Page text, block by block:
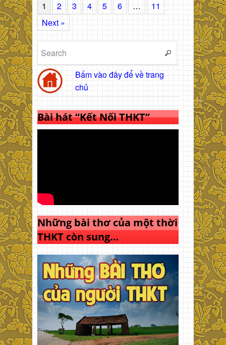
1 2 3 4 5 6 …
11
Next »
Bấm vào đây để về trang
chủ
Bài hát “Kết Nối THKT”
Những bài thơ của một thời
THKT còn sung…